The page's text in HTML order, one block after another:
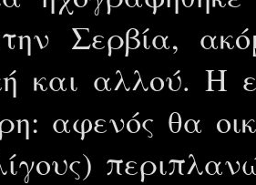
Σερβία,
και αλλού. Η
αφενός θα